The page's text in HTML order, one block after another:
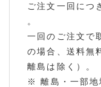
ご注文一回につ
。
一回のご注文で
の場合、送料無
離島は除く）。
※ 離島・一部地